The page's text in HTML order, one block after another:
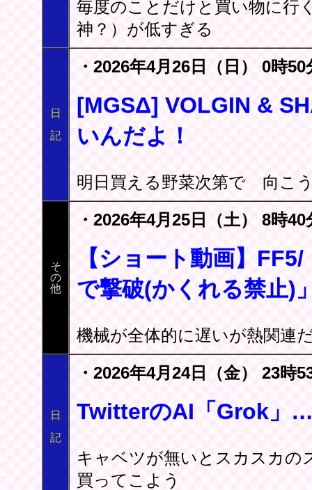
毎度のことだけと買い物に行
神？）が低すぎる
日
記
・2026年4月26日（日） 0時50
[MGSΔ] VOLGIN &
いんだよ！
明日買える野菜次第で 向こ
そ
の
他
・2026年4月25日（土） 8時40
【ショート動画】
で撃破(かくれる禁止)
機械が全体的に遅いが熱関連
日
記
・2026年4月24日（金） 23時
TwitterのAI「Grok」
キャベツが無いとスカスカの
買ってこよう